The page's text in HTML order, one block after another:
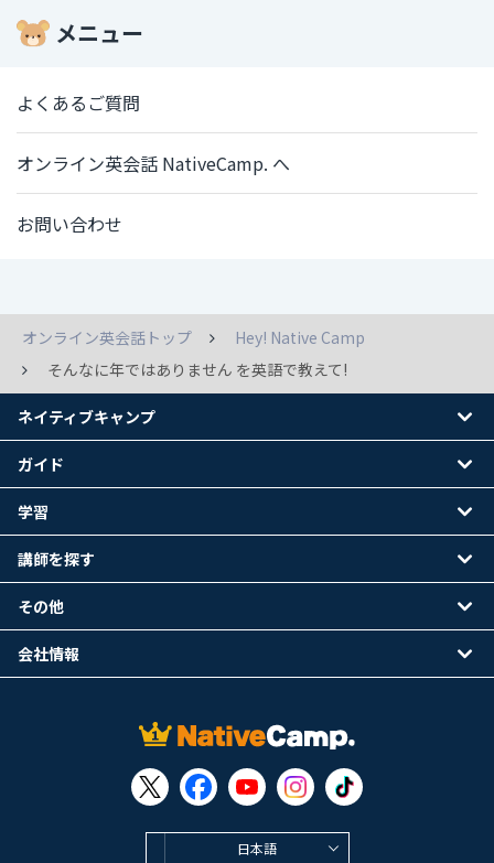
メニュー
よくあるご質問
オンライン英会話 NativeCamp. へ
お問い合わせ
オンライン英会話トップ
Hey! Native Camp
そんなに年ではありません を英語で教えて!
日本語
ネイティブキャンプ
ガイド
学習
講師を探す
その他
会社情報